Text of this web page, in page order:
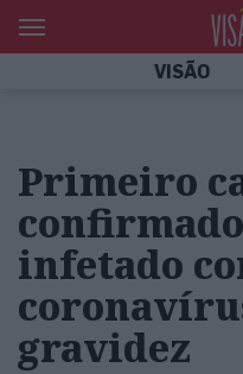
VISÃO
Primeiro
infetado
gravidez